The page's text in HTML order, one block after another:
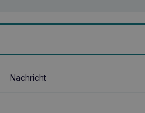
Nachricht